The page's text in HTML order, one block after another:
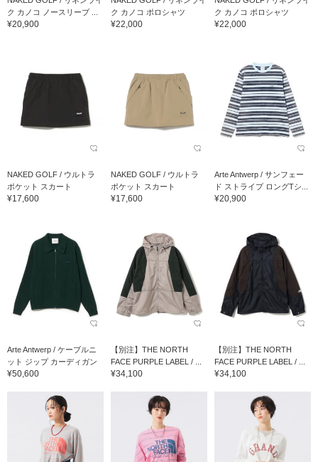
ク カノコ ノースリーブ ...
¥20,900
ク カノコ ポロシャツ
¥22,000
ク カノコ ポロシャツ
¥22,000
NAKED GOLF / ウルトラ
ポケット スカート
¥17,600
NAKED GOLF / ウルトラ
ポケット スカート
¥17,600
Arte Antwerp / サンフェー
ド ストライプ ロングTシ...
¥20,900
Arte Antwerp / ケーブルニ
ット ジップ カーディガン
¥50,600
【別注】THE NORTH
FACE PURPLE LABEL / ...
¥34,100
【別注】THE NORTH
FACE PURPLE LABEL / ...
¥34,100